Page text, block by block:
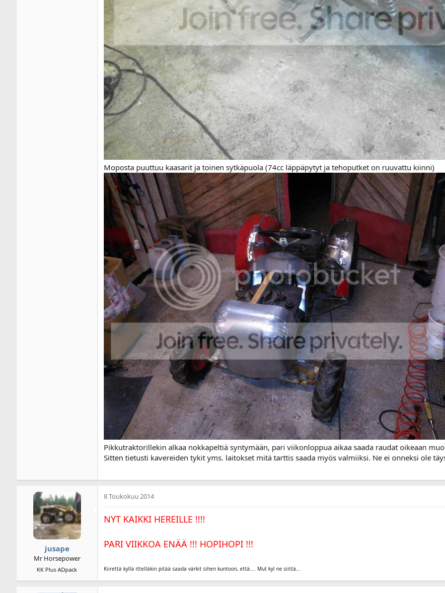
Moposta puuttuu kaasarit ja toinen sytkäpuola (74cc läppäpytyt ja tehoputket on ruuvattu kiinni)
Pikkutraktorillekin alkaa nokkapeltiä syntymään, pari viikonloppua aikaa saada raudat oikeaan
Sitten tietusti kavereiden tykit yms. laitokset mitä tarttis saada myös valmiiksi. Ne ei onneksi ole
jusape
Mr Horsepower
KK Plus ADpack
8 Toukokuu 2014
NYT KAIKKI HEREILLE !!!!
PARI VIIKKOA ENÄÄ !!! HOPIHOPI !!!
Kiirettä kyllä ittelläkin pitää saada värkit sihen kuntoon, että.... Mut kyl ne siittä...